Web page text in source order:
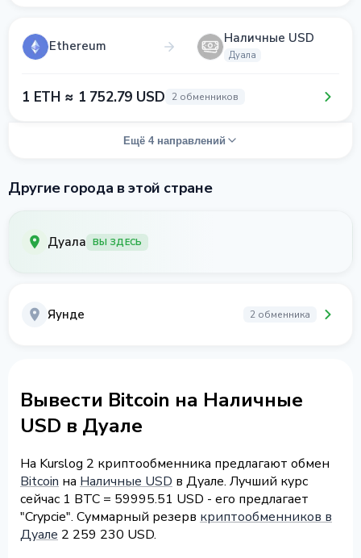
Ethereum Наличные USD
Дуала
1 ETH ≈ 1 752.79 USD 2 обменников
Ещё 4 направлений
Другие города в этой стране
Дуала ВЫ ЗДЕСЬ
Яунде 2 обменника
Вывести Bitcoin на Наличные
USD в Дуале
На Kurslog 2 криптообменника предлагают обмен
Bitcoin на Наличные USD в Дуале. Лучший курс
сейчас 1 BTC = 59995.51 USD - его предлагает
"Crypcie". Суммарный резерв криптообменников в
Дуале 2 259 230 USD.